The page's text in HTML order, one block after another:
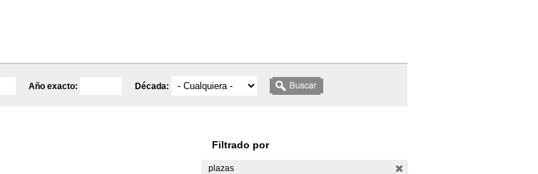
Año exacto: Década:
Filtrado por
plazas